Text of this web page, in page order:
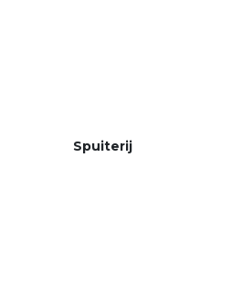
Spuiterij